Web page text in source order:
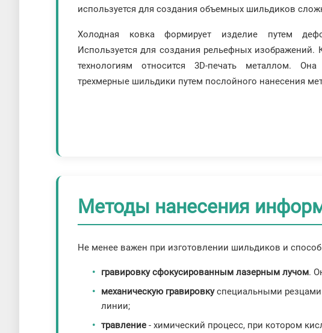
используется для создания объемных шильдиков
Холодная ковка формирует изделие путем
Используется для создания рельефных
технологиям относится 3D-печать металлом.
трехмерные шильдики путем послойного нанесения
Методы нанесения
Не менее важен при изготовлении шильдиков и
гравировку сфокусированным лазерным лучом.
механическую гравировкуспециальными резцами
линии;
травление - химический процесс, при котором